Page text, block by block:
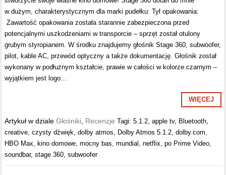
w dużym, charakterystycznym dla marki pudełku: Tył opakowania:
Zawartość opakowania została starannie zabezpieczona przed
potencjalnymi uszkodzeniami w transporcie – sprzęt został otulony
grubym styropianem. W środku znajdujemy głośnik Stage 360, subwoofer,
pilot, kable AC, przewód optyczny a także dokumentację. Głośnik został
wykonany w podłużnym kształcie, prawie w całości w kolorze czarnym –
wyjątkiem jest logo…
WIĘCEJ
Artykuł w dzialeGłośniki Recenzje Tagi:5.1.2 ,apple tv, Bluetooth
creative ,czysty dźwięk ,dolby atmos Dolby Atmos 5.1.2 ,dolby.com
HBO Max ,kino domowe ,mocny bas ,mundial ,netflix ,po Prime Video
soundbar,stage 360 ,subwoofer